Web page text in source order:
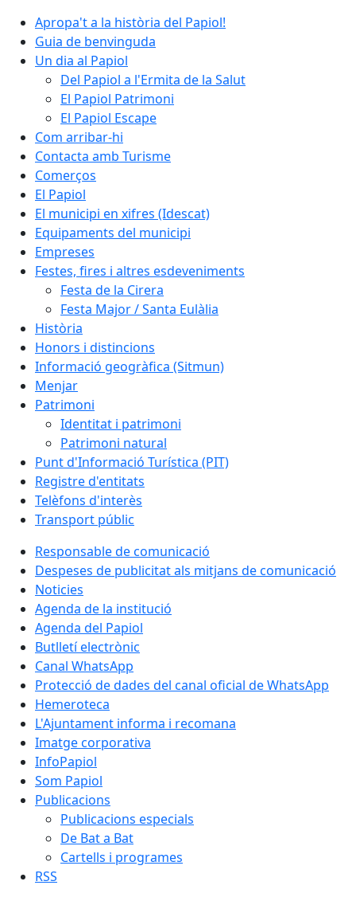
Apropa't a la història del Papiol!
Guia de benvinguda
Un dia al Papiol
Del Papiol a l'Ermita de la Salut
El Papiol Patrimoni
El Papiol Escape
Com arribar-hi
Contacta amb Turisme
Comerços
El Papiol
El municipi en xifres (Idescat)
Equipaments del municipi
Empreses
Festes, fires i altres esdeveniments
Festa de la Cirera
Festa Major / Santa Eulàlia
Història
Honors i distincions
Informació geogràfica (Sitmun)
Menjar
Patrimoni
Identitat i patrimoni
Patrimoni natural
Punt d'Informació Turística (PIT)
Registre d'entitats
Telèfons d'interès
Transport públic
Responsable de comunicació
Despeses de publicitat als mitjans de comunicació
Noticies
Agenda de la institució
Agenda del Papiol
Butlletí electrònic
Canal WhatsApp
Protecció de dades del canal oficial de WhatsApp
Hemeroteca
L'Ajuntament informa i recomana
Imatge corporativa
InfoPapiol
Som Papiol
Publicacions
Publicacions especials
De Bat a Bat
Cartells i programes
RSS